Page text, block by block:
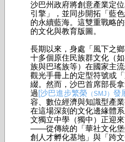
沙巴州政府將創意產業定
引擎」，並同步開拓「藍
的永續藍海。這雙重戰略
的文化與教育版圖。
長期以來，身處「風下之
十多個原住民族群文化（
族與巴瑤族等）在國家主
觀光手冊上的定型符號或
綴。然而，沙巴首席部長
過 [沙巴進步繁榮 （SMJ） 發
容、數位經濟與知識型產
在這場深刻的文化邊緣體
文獨立中學（獨中）正迎
——從傳統的「華社文化堡
創人才孵化基地」與「跨